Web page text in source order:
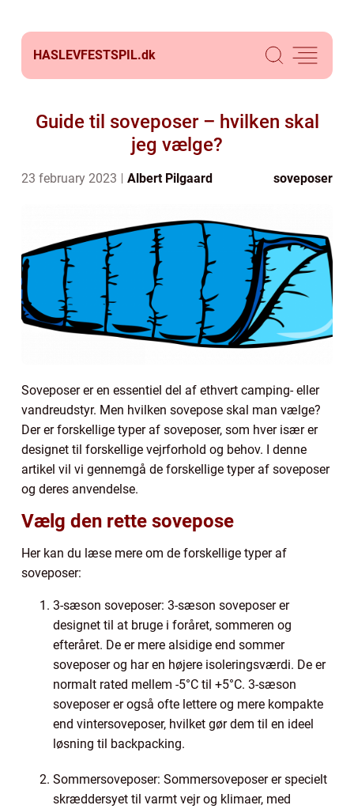
HASLEVFESTSPIL.dk
Guide til soveposer – hvilken skal
jeg vælge?
23 february 2023 Albert Pilgaard soveposer
Soveposer er en essentiel del af ethvert camping- eller
vandreudstyr. Men hvilken sovepose skal man vælge?
Der er forskellige typer af soveposer, som hver især er
designet til forskellige vejrforhold og behov. I denne
artikel vil vi gennemgå de forskellige typer af soveposer
og deres anvendelse.
Vælg den rette sovepose
Her kan du læse mere om de forskellige typer af
soveposer:
3-sæson soveposer: 3-sæson soveposer er
designet til at bruge i foråret, sommeren og
efteråret. De er mere alsidige end sommer
soveposer og har en højere isoleringsværdi. De er
normalt rated mellem -5°C til +5°C. 3-sæson
soveposer er også ofte lettere og mere kompakte
end vintersoveposer, hvilket gør dem til en ideel
løsning til backpacking.
Sommersoveposer: Sommersoveposer er specielt
skræddersyet til varmt vejr og klimaer, med